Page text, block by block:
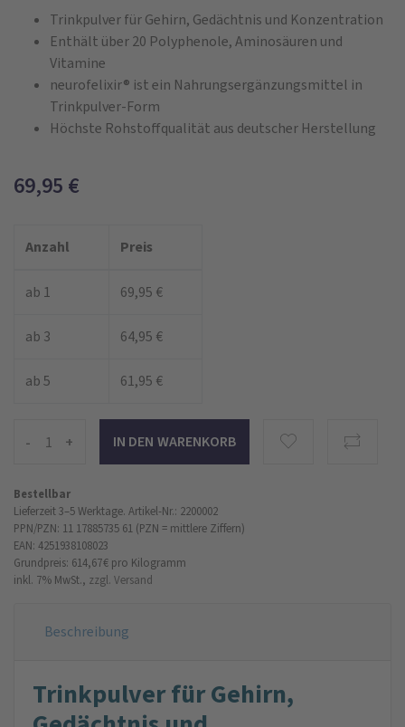
Trinkpulver für Gehirn, Gedächtnis und Konzentration
Enthält über 20 Polyphenole, Aminosäuren und
Vitamine
neurofelixir® ist ein Nahrungsergänzungsmittel in
Trinkpulver-Form
Höchste Rohstoffqualität aus deutscher Herstellung
69,95 €
Anzahl Preis
ab 1 69,95 €
ab 3 64,95 €
ab 5 61,95 €
- +
Bestellbar
Lieferzeit 3–5 Werktage. Artikel-Nr.: 2200002
PPN/PZN: 11 17885735 61 (PZN = mittlere Ziffern)
EAN: 4251938108023
Grundpreis: 614,67 € pro Kilogramm
inkl. 7% MwSt., zzgl. Versand
Beschreibung
Trinkpulver für Gehirn,